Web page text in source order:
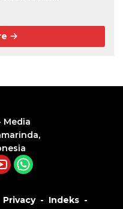
Privacy
Indeks